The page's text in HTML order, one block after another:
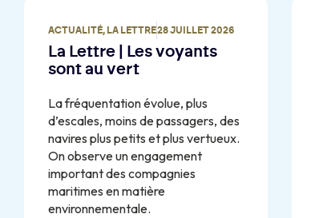
ACTUALITÉ, LA LETTRE28 JUILLET 2026
La Lettre | Les voyants
sont au vert
La fréquentation évolue, plus
d’escales, moins de passagers, des
navires plus petits et plus vertueux.
On observe un engagement
important des compagnies
maritimes en matière
environnementale.